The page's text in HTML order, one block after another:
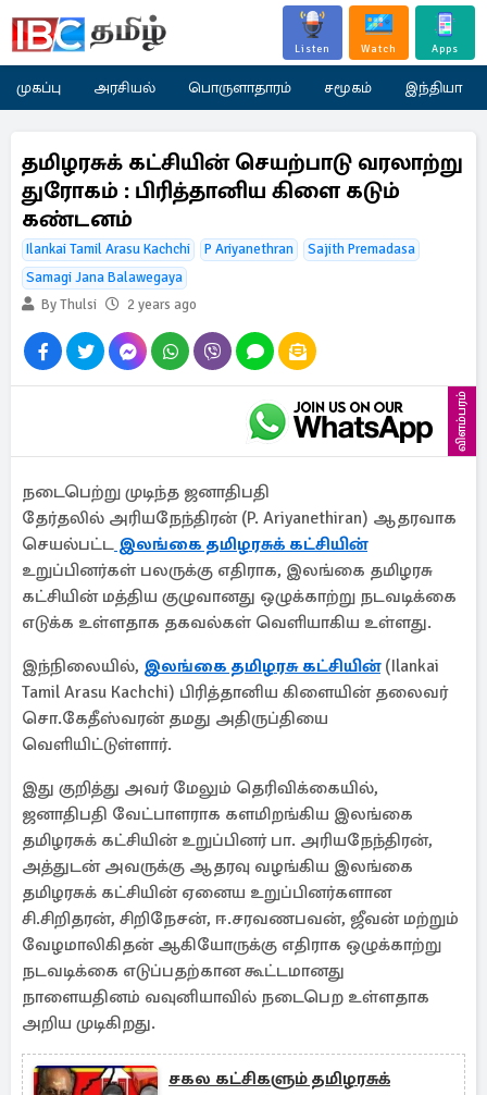
Listen Watch Apps
முகப்பு அரசியல் பொருளாதாரம் சமூகம் இந்தியா
தமிழரசுக் கட்சியின் செயற்பாடு வரலாற்று
துரோகம் : பிரித்தானிய கிளை கடும்
கண்டனம்
Ilankai Tamil Arasu Kachchi P Ariyanethran
Sajith Premadasa
Samagi Jana Balawegaya
By Thulsi
2 years ago
விளம்பரம்
நடைபெற்று முடிந்த ஜனாதிபதி
தேர்தலில் அரியநேந்திரன் (P. Ariyanethiran) ஆதரவாக
செயல்பட்ட இலங்கை தமிழரசுக் கட்சியின்
உறுப்பினர்கள் பலருக்கு எதிராக, இலங்கை தமிழரசு
கட்சியின் மத்திய குழுவானது ஒழுக்காற்று நடவடிக்கை
எடுக்க உள்ளதாக தகவல்கள் வெளியாகிய உள்ளது.
இந்நிலையில், இலங்கை தமிழரசு கட்சியின்(Ilankai
Tamil Arasu Kachchi) பிரித்தானிய கிளையின் தலைவர்
சொ.கேதீஸ்வரன் தமது அதிருப்தியை
வெளியிட்டுள்ளார்.
இது குறித்து அவர் மேலும் தெரிவிக்கையில்,
ஜனாதிபதி வேட்பாளராக களமிறங்கிய இலங்கை
தமிழரசுக் கட்சியின் உறுப்பினர் பா. அரியநேந்திரன்,
அத்துடன் அவருக்கு ஆதரவு வழங்கிய இலங்கை
தமிழரசுக் கட்சியின் ஏனைய உறுப்பினர்களான
சி.சிறிதரன், சிறிநேசன், ஈ.சரவணபவன், ஜீவன் மற்றும்
வேழமாலிகிதன் ஆகியோருக்கு எதிராக ஒழுக்காற்று
நடவடிக்கை எடுப்பதற்கான கூட்டமானது
நாளையதினம் வவுனியாவில் நடைபெற உள்ளதாக
அறிய முடிகிறது.
சகல கட்சிகளும் தமிழரசுக்